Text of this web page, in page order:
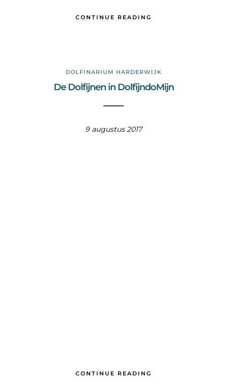
CONTINUE READING
DOLFINARIUM HARDERWIJK
De Dolfijnen in DolfijndoMijn
9 augustus 2017
CONTINUE READING